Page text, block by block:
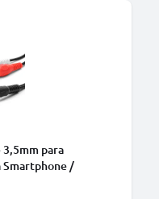
para
Smartphone /